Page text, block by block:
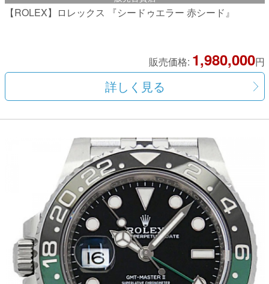
【ROLEX】ロレックス 『シードゥエラー 赤シード』
販売価格: 1,980,000円
詳しく見る